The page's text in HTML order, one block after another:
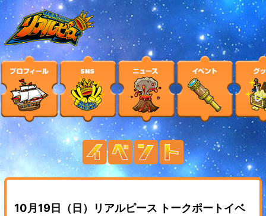
10月19日（日）リアルピース トークポートイベ